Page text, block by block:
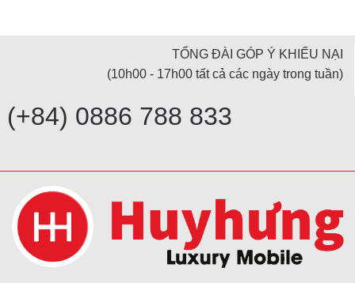
TỔNG ĐÀI GÓP Ý KHIẾU NẠI
(10h00 - 17h00 tất cả các ngày trong tuần)
(+84) 0886 788 833